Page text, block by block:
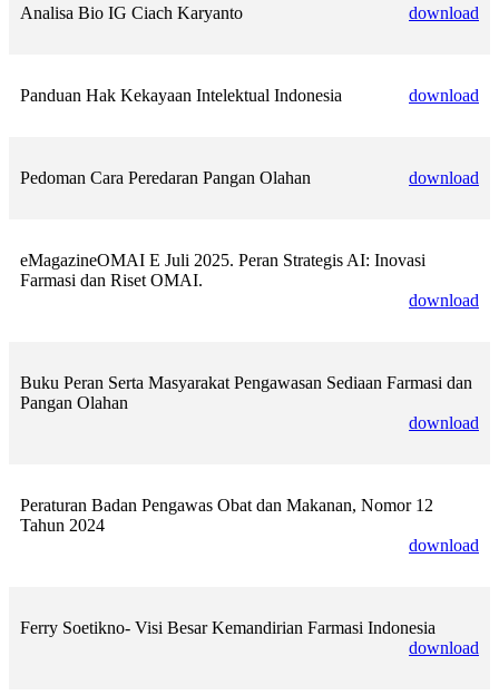
Analisa Bio IG Ciach Karyanto download
Panduan Hak Kekayaan Intelektual Indonesia download
Pedoman Cara Peredaran Pangan Olahan download
eMagazineOMAI E Juli 2025. Peran Strategis AI: Inovasi
Farmasi dan Riset OMAI.
download
Buku Peran Serta Masyarakat Pengawasan Sediaan Farmasi dan
Pangan Olahan
download
Peraturan Badan Pengawas Obat dan Makanan, Nomor 12
Tahun 2024
download
Ferry Soetikno- Visi Besar Kemandirian Farmasi Indonesia
download